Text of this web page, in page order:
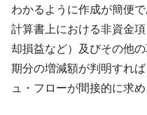
わかるように作成が簡便
計算書上における非資金
却損益など）及びその他
期分の増減額が判明すれ
ュ・フローが間接的に求め